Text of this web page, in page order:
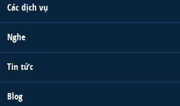
Các dịch vụ
Nghe
Tin tức
Blog